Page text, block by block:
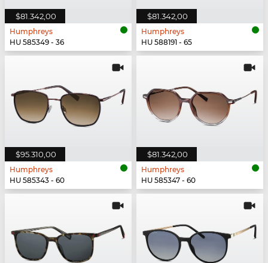
$81.342,00
Humphreys
HU 585349 - 36
$81.342,00
Humphreys
HU 588191 - 65
$95.310,00
Humphreys
HU 585343 - 60
$81.342,00
Humphreys
HU 585347 - 60